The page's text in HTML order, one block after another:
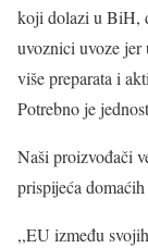
koji dolazi u BiH,
uvoznici uvoze jer
više preparata i
Potrebno je
Naši proizvođači
prispijeća
,,EU između